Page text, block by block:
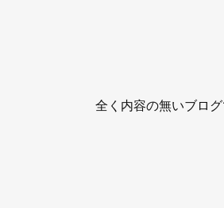
全く内容の無いブロ